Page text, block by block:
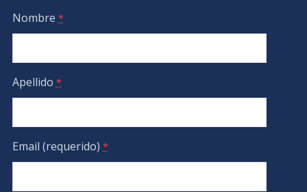
Nombre *
Apellido *
Email (requerido) *